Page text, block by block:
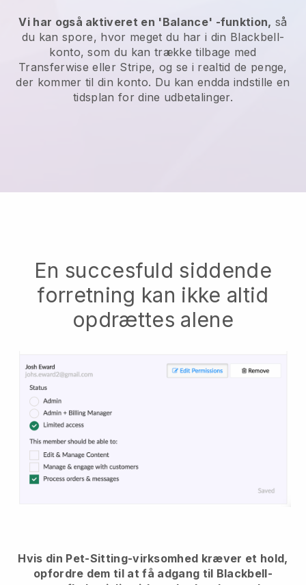
Vi har også aktiveret en 'Balance' -funktion, så
du kan spore, hvor meget du har i din Blackbell-
konto, som du kan trække tilbage med
Transferwise eller Stripe, og se i realtid de penge,
der kommer til din konto. Du kan endda indstille en
tidsplan for dine udbetalinger.
En succesfuld siddende
forretning kan ikke altid
opdrættes alene
Hvis din Pet-Sitting-virksomhed kræver et hold,
opfordre dem til at få adgang til Blackbell-